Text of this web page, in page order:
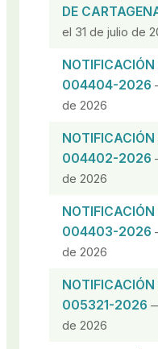
DE
el 31 de julio de
NOTIFICACIÓN
004404-2026
de 2026
NOTIFICACIÓN
004402-2026
de 2026
NOTIFICACIÓN
004403-2026
de 2026
NOTIFICACIÓN
005321-2026
de 2026